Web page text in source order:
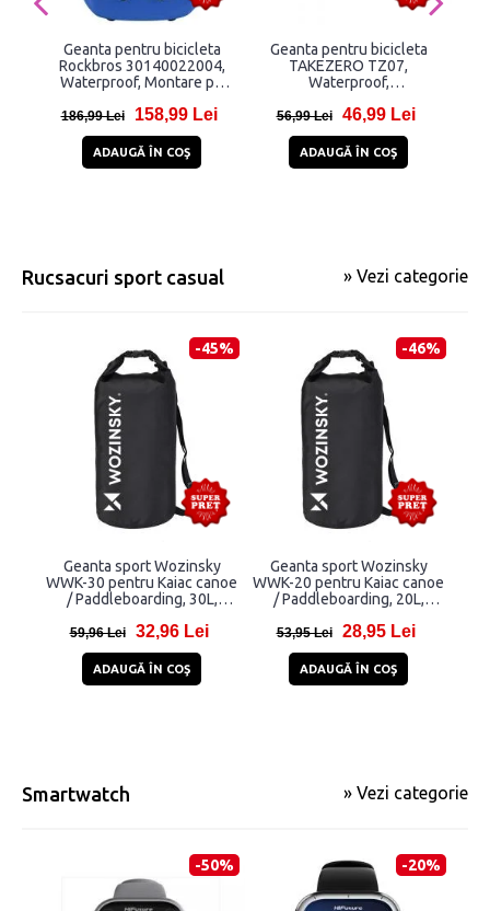
Geanta pentru bicicleta
Rockbros 30140022004,
Waterproof, Montare pe
186,99 Lei 158,99 Lei
ADAUGĂ ÎN COŞ
Geanta pentru bicicleta
TAKEZERO TZ07,
Waterproof,
56,99 Lei 46,99 Lei
ADAUGĂ ÎN COŞ
Rucsacuri sport casual » Vezi categorie
-45%
Geanta sport Wozinsky
WWK-30 pentru Kaiac canoe
/ Paddleboarding, 30L,
59,96 Lei 32,96 Lei
ADAUGĂ ÎN COŞ
-46%
Geanta sport Wozinsky
WWK-20 pentru Kaiac canoe
/ Paddleboarding, 20L,
53,95 Lei 28,95 Lei
ADAUGĂ ÎN COŞ
Smartwatch » Vezi categorie
-50% -20%